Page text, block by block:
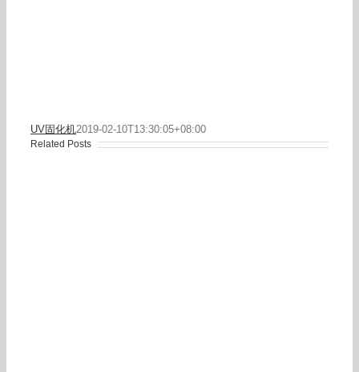
UV固化机2019-02-10T13:30:05+08:00
Related Posts